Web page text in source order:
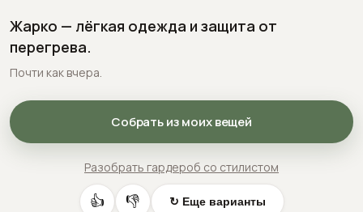
Жарко — лёгкая одежда и защита от
перегрева.
Почти как вчера.
Собрать из моих вещей
Разобрать гардероб со стилистом
👍 👎 ↻ Еще варианты